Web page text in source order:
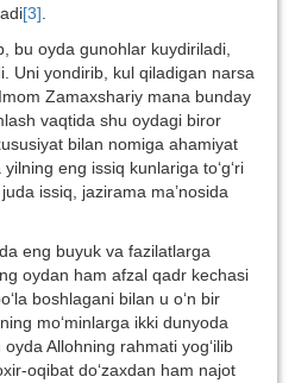
[3]
bu oyda gunohlar kuydiriladi,
Uni yondirib, kul qiladigan narsa
Zamaxshariy mana bunday
vaqtida shu oydagi biror
bilan nomiga ahamiyat
eng issiq kunlariga to‘g‘ri
issiq, jazirama ma’nosida
eng buyuk va fazilatlarga
oydan ham afzal qadr kechasi
boshlagani bilan u o‘n bir
mo‘minlarga ikki dunyoda
Allohning rahmati yog‘ilib
oqibat do‘zaxdan ham najot